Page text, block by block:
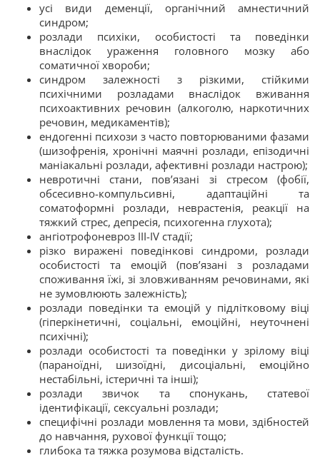
усі види деменції, органічний амнестичний
синдром;
розлади психіки, особистості та поведінки
внаслідок ураження головного мозку або
соматичної хвороби;
синдром залежності з різкими, стійкими
психічними розладами внаслідок вживання
психоактивних речовин (алкоголю, наркотичних
речовин, медикаментів);
ендогенні психози з часто повторюваними фазами
(шизофренія, хронічні маячні розлади, епізодичні
маніакальні розлади, афективні розлади настрою);
невротичні стани, пов’язані зі стресом (фобії,
обсесивно-компульсивні, адаптаційні та
соматоформні розлади, неврастенія, реакції на
тяжкий стрес, депресія, психогенна глухота);
ангіотрофоневроз III-IV стадії;
різко виражені поведінкові синдроми, розлади
особистості та емоцій (пов’язані з розладами
споживання їжі, зі зловживанням речовинами, які
не зумовлюють залежність);
розлади поведінки та емоцій у підлітковому віці
(гіперкінетичні, соціальні, емоційні, неуточнені
психічні);
розлади особистості та поведінки у зрілому віці
(параноїдні, шизоїдні, дисоціальні, емоційно
нестабільні, істеричні та інші);
розлади звичок та спонукань, статевої
ідентифікації, сексуальні розлади;
специфічні розлади мовлення та мови, здібностей
до навчання, рухової функції тощо;
глибока та тяжка розумова відсталість.